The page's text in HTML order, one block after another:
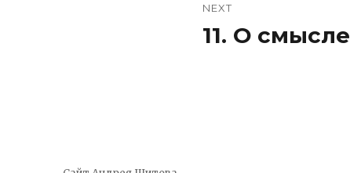
NEXT
Next
11. О смысле